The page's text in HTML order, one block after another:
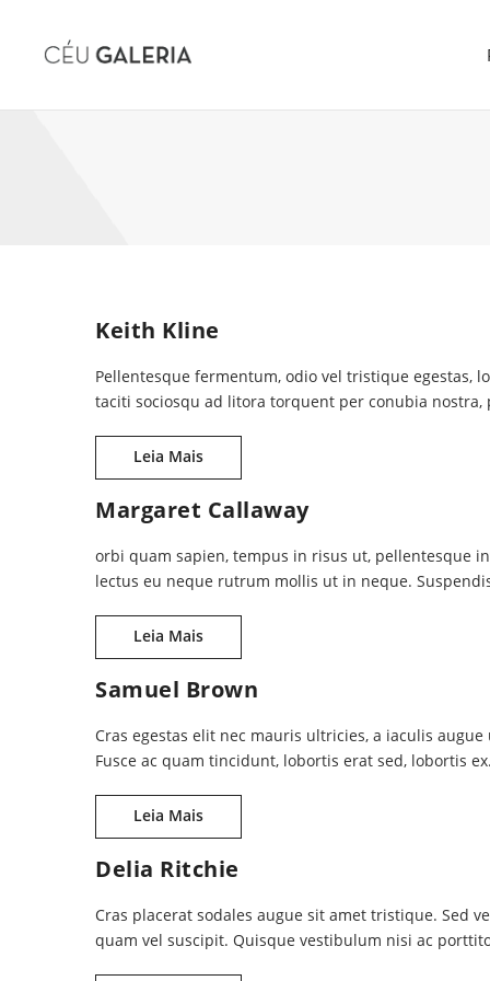
Keith Kline
Pellentesque fermentum, odio vel tristique egestas,
taciti sociosqu ad litora torquent per conubia nostra,
Leia MaisKeith Kline
Margaret Callaway
orbi quam sapien, tempus in risus ut, pellentesque
lectus eu neque rutrum mollis ut in neque.
Leia MaisMargaret Callaway
Samuel Brown
Cras egestas elit nec mauris ultricies, a iaculis
Fusce ac quam tincidunt, lobortis erat sed, lobortis
Leia MaisSamuel Brown
Delia Ritchie
Cras placerat sodales augue sit amet tristique. Sed
quam vel suscipit. Quisque vestibulum nisi ac